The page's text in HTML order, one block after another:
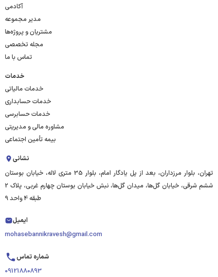
آکادمی
مدیر مجموعه
مشتریان و پروژه‌ها
مجله تخصصی
تماس با ما
خدمات
خدمات مالیاتی
خدمات حسابداری
خدمات حسابرسی
مشاوره مالی و مدیریتی
بیمه تأمین اجتماعی
نشانی
تهران، بلوار مرزداران، بعد از پل یادگار امام، بلوار 35 متری لاله، خیابان بوستان
ششم شرقی، خیابان گل‌ها، میدان گل‌ها، نبش خیابان بوستان چهارم غربی، پلاک 2
طبقه 4 واحد 9
ایمیل
mohasebannikravesh@gmail.com
شماره تماس
09121880893